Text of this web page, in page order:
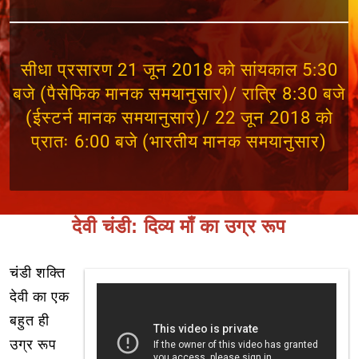
सीधा प्रसारण 21 जून 2018 को सांयकाल 5:30
बजे (पैसेफिक मानक समयानुसार)/ रात्रि 8:30 बजे
(ईस्टर्न मानक समयानुसार)/ 22 जून 2018 को
प्रातः 6:00 बजे (भारतीय मानक समयानुसार)
देवी चंडी: दिव्य माँ का उग्र रूप
चंडी शक्ति
देवी का एक
बहुत ही
उग्र रूप